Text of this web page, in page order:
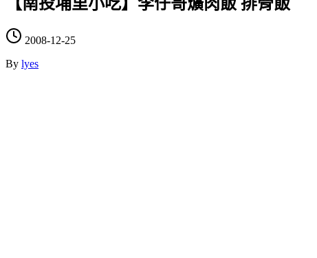
【南投埔里小吃】李仔哥爌肉飯 排骨飯
2008-12-25
By lyes